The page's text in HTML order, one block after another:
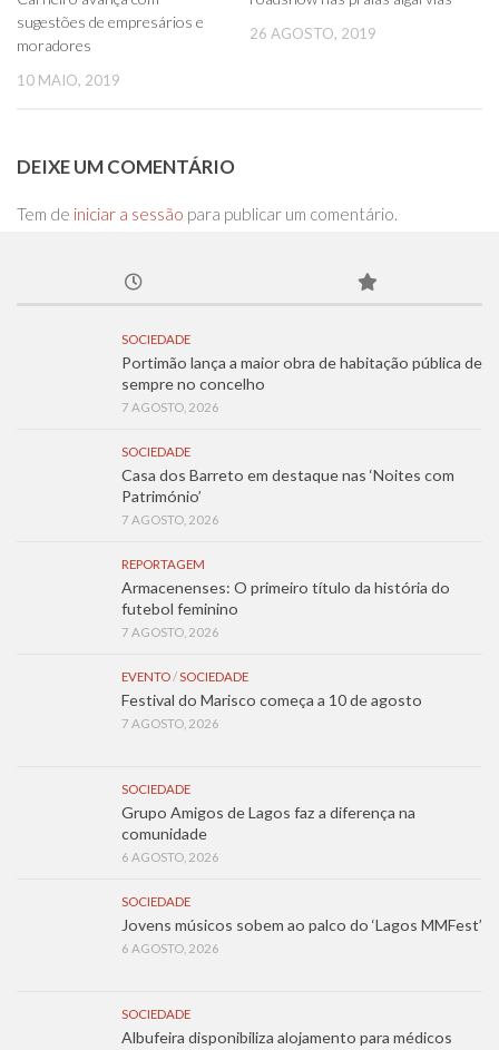
sugestões de empresários e
moradores
10 MAIO, 2019
26 AGOSTO, 2019
DEIXE UM COMENTÁRIO
Tem de iniciar a sessão para publicar um comentário.
SOCIEDADE
Portimão lança a maior obra de habitação pública de
sempre no concelho
7 AGOSTO, 2026
SOCIEDADE
Casa dos Barreto em destaque nas ‘Noites com
Património’
7 AGOSTO, 2026
REPORTAGEM
Armacenenses: O primeiro título da história do
futebol feminino
7 AGOSTO, 2026
EVENTO/SOCIEDADE
Festival do Marisco começa a 10 de agosto
7 AGOSTO, 2026
SOCIEDADE
Grupo Amigos de Lagos faz a diferença na
comunidade
6 AGOSTO, 2026
SOCIEDADE
Jovens músicos sobem ao palco do ‘Lagos MMFest’
6 AGOSTO, 2026
SOCIEDADE
Albufeira disponibiliza alojamento para médicos